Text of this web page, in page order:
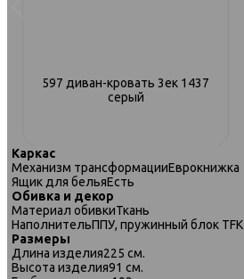
597 диван-кровать 3ек 1437
серый
Каркас
Механизм трансформацииЕврокнижка
Ящик для бельяЕсть
Обивка и декор
Материал обивкиТкань
НаполнительППУ, пружинный блок TFK
Размеры
Длина изделия225 см.
Высота изделия91 см.